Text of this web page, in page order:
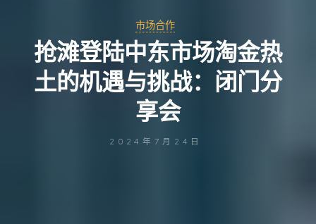
市场合作
抢滩登陆中东市场淘金热
土的机遇与挑战：闭门分
享会
2024年7月24日